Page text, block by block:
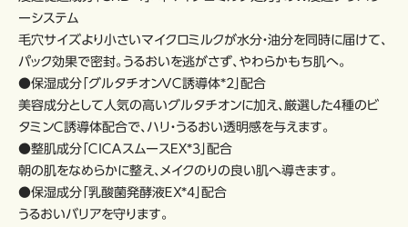
ーシステム
毛穴サイズより小さいマイクロミルクが水分・油分を同時に届けて、
パック効果で密封。うるおいを逃がさず、やわらかもち肌へ。
●保湿成分「グルタチオンＶＣ誘導体*2」配合
美容成分として人気の高いグルタチオンに加え、厳選した４種のビ
タミンＣ誘導体配合で、ハリ・うるおい透明感を与えます。
●整肌成分「ＣＩＣＡスムースEX*3」配合
朝の肌をなめらかに整え、メイクのりの良い肌へ導きます。
●保湿成分「乳酸菌発酵液ＥＸ*4」配合
うるおいバリアを守ります。